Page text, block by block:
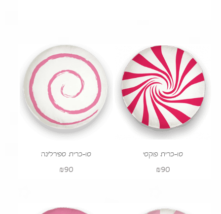
סו-כרית פוקסי
₪90
סו-כרית ספירלינה
₪90